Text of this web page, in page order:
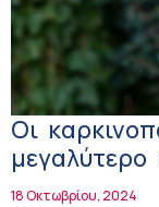
Οι
ψυχικής
18 Οκτωβρίου, 2024